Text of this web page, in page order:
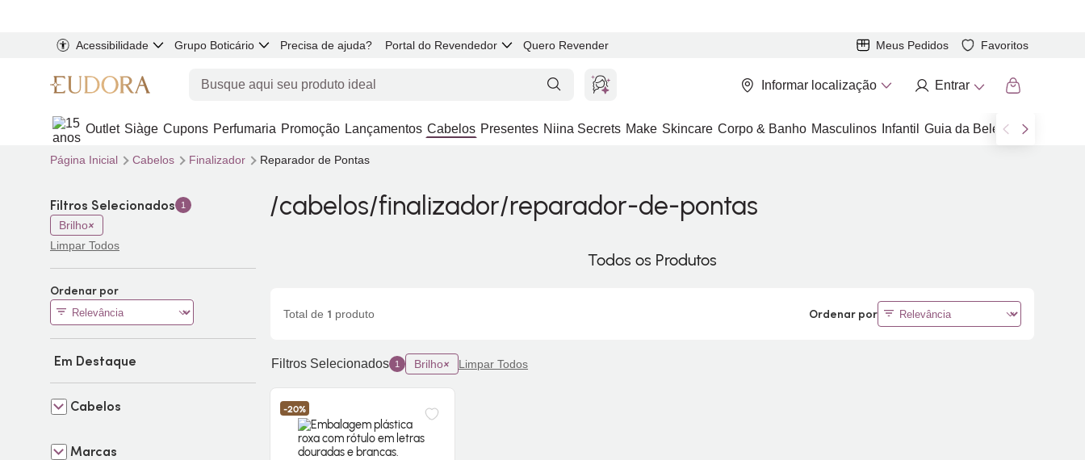
Acessibilidade Grupo Boticário Precisa de ajuda? Portal do Revendedor Quero Revender Meus Pedidos Favoritos
Informar localização Entrar
Outlet Siàge Cupons Perfumaria Promoção Lançamentos Cabelos Presentes Niina Secrets Make Skincare Corpo & Banho Masculinos Infantil Guia da Beleza Marcas
Página Inicial Cabelos Finalizador Reparador de Pontas
/cabelos/finalizador/reparador-de-pontas
Todos os Produtos
Total de 1 produto Ordenar por
Filtros Selecionados 1 Brilho Limpar Todos
-20%
Filtros Selecionados 1
Brilho
Limpar Todos
Ordenar por
Em Destaque
Cabelos
Marcas